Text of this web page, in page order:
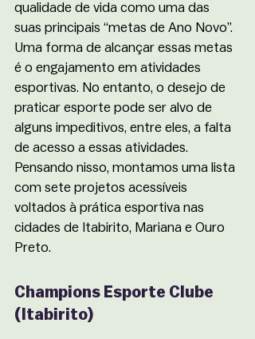
qualidade de vida como uma das
suas principais “metas de Ano Novo”.
Uma forma de alcançar essas metas
é o engajamento em atividades
esportivas. No entanto, o desejo de
praticar esporte pode ser alvo de
alguns impeditivos, entre eles, a falta
de acesso a essas atividades.
Pensando nisso, montamos uma lista
com sete projetos acessíveis
voltados à prática esportiva nas
cidades de Itabirito, Mariana e Ouro
Preto.
Champions Esporte Clube
(Itabirito)